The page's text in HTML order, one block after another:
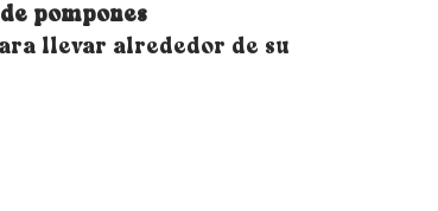
pompones
llevar alrededor de su